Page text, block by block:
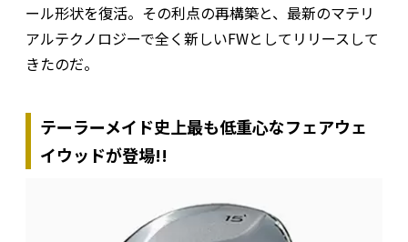
ール形状を復活。その利点の再構築と、最新のマテリ
アルテクノロジーで全く新しいFWとしてリリースして
きたのだ。
テーラーメイド史上最も低重心なフェアウェ
イウッドが登場!!